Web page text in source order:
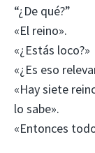
“¿De qué?”
«El reino».
«¿Estás loco?»
«¿Es eso
«Hay siete
lo sabe».
«Entonces